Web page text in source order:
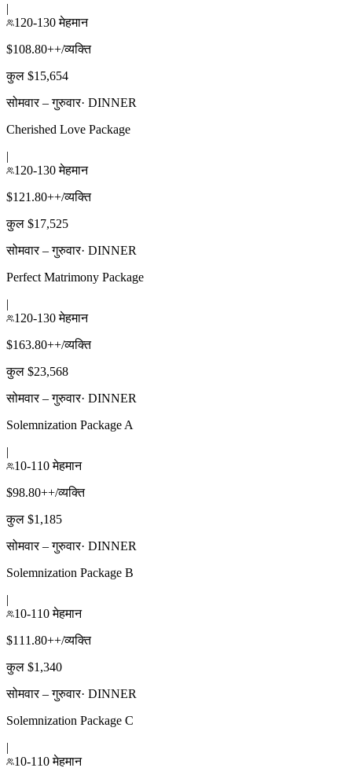
|
120-130 मेहमान
$108.80++/व्यक्ति
कुल $15,654
सोमवार – गुरुवार· DINNER
Cherished Love Package
|
120-130 मेहमान
$121.80++/व्यक्ति
कुल $17,525
सोमवार – गुरुवार· DINNER
Perfect Matrimony Package
|
120-130 मेहमान
$163.80++/व्यक्ति
कुल $23,568
सोमवार – गुरुवार· DINNER
Solemnization Package A
|
10-110 मेहमान
$98.80++/व्यक्ति
कुल $1,185
सोमवार – गुरुवार· DINNER
Solemnization Package B
|
10-110 मेहमान
$111.80++/व्यक्ति
कुल $1,340
सोमवार – गुरुवार· DINNER
Solemnization Package C
|
10-110 मेहमान